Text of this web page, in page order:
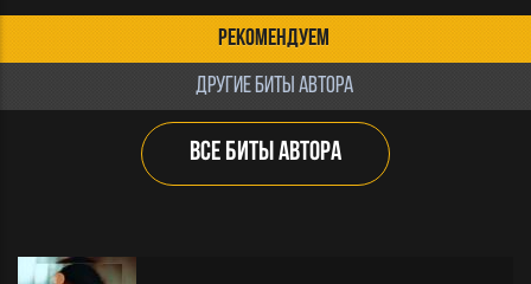
РЕКОМЕНДУЕМ
ДРУГИЕ БИТЫ АВТОРА
ВСЕ БИТЫ АВТОРА